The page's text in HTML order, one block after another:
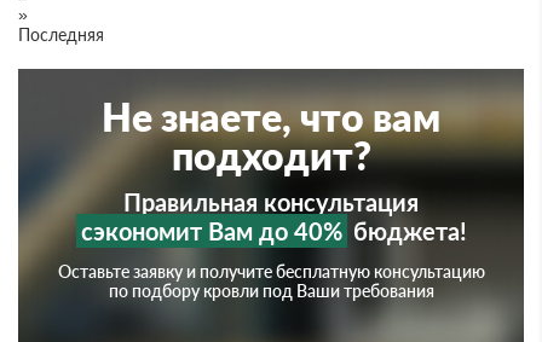
»
Последняя
Не знаете, что вам
подходит?
Правильная консультация
сэкономит Вам до 40% бюджета!
Оставьте заявку и получите бесплатную консультацию
по подбору кровли под Ваши требования